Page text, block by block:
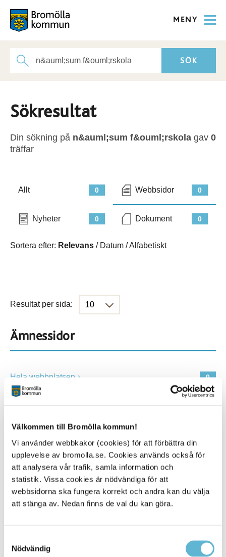
Välkommen till Bromölla kommun!
Vi använder webbkakor (cookies) för att förbättra din
upplevelse av bromolla.se. Cookies används också för
att analysera vår trafik, samla information och
statistik. Vissa cookies är nödvändiga för att
webbsidorna ska fungera korrekt och andra kan du välja
att stänga av. Nedan finns de val du kan göra.
Nödvändig
MENY
Sökresultat
Din sökning på n&auml;sum f&ouml;rskola gav 0
träffar
0
Allt 0
Webbsidor
0
Nyheter 0
Dokument
Sortera efter: Relevans / Datum /Alfabetiskt
Resultat per sida:
Ämnessidor
0
Hela webbplatsen
Alla platser